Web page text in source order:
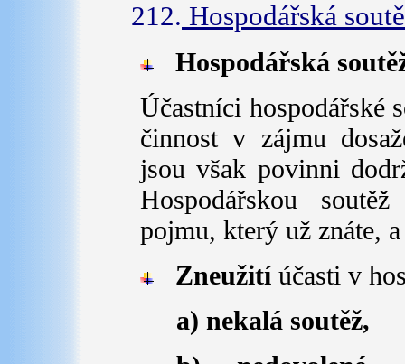
212. Hospodářská
Hospodářská
Účastníci hospodářské
činnost v zájmu
jsou však povinni
Hospodářskou
pojmu, který už znáte,
Zneužitíúčasti v
a) nekalá soutěž,